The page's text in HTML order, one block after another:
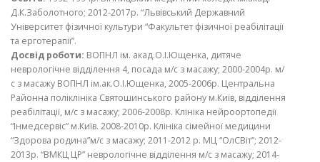
Д.К.Заболотного; 2012-2017р. “Львівський Державний
Університет фізичної культури “Факультет фізичної реабілітації
та ерготерапії”.
Досвід роботи: ВОПНЛ ім. акад.О.І.Ющенка, дитяче
неврологічне відділення 4, посада м/с з масажу; 2000-2004р. м/
с з масажу ВОПНЛ ім.ак.О.І.Ющенка, 2005-2006р. Центральна
Районна поліклініка Святошинського району м.Київ, відділення
реабілітації, м/с з масажу; 2006-2008р. Клініка нейроортопедії
“Інмедсервіс” м.Київ. 2008-2010р. Клініка сімейної медицини
“Здорова родина”м/с з масажу; 2011-2012 р. МЦ “ОлСВіт”; 2012-
2013р. “ВМКЦ ЦР” неврологічне відділення м/с з масажу; 2014-